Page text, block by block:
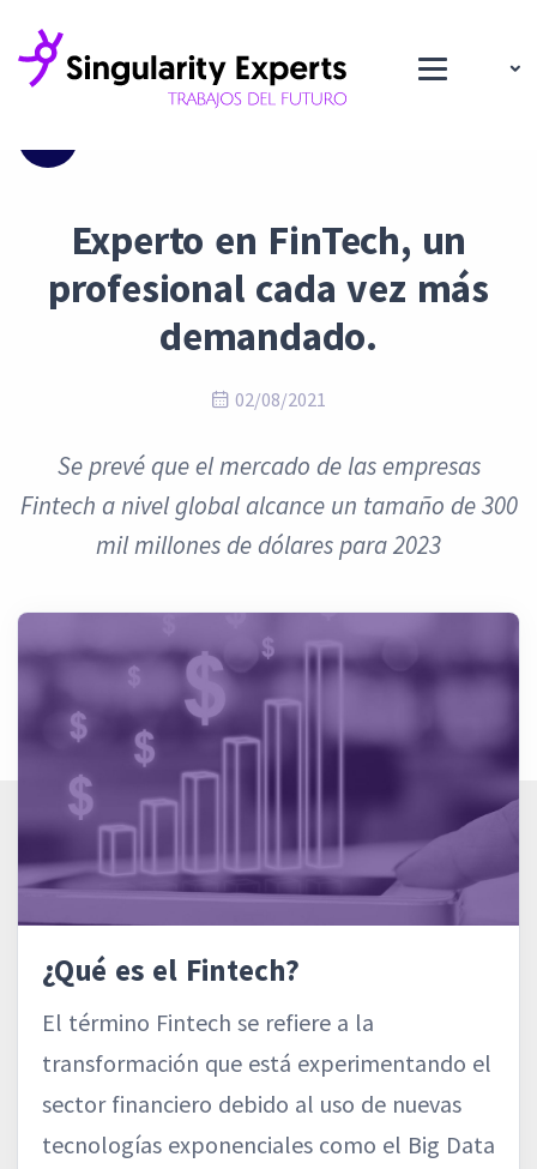
Experto en FinTech, un
profesional cada vez más
demandado.
02/08/2021
Se prevé que el mercado de las empresas
Fintech a nivel global alcance un tamaño de 300
mil millones de dólares para 2023
¿Qué es el Fintech?
El término Fintech se refiere a la
transformación que está experimentando el
sector financiero debido al uso de nuevas
tecnologías exponenciales como el Big Data